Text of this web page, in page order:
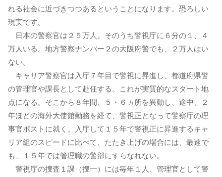
れる社会に近づきつつあるということになります。恐ろしい
現実です。
日本の警察官は２５万人。そのうち警視庁に６分の１、４
万人いる。地方警察ナンバー２の大阪府警でも、２万人はい
ない。
キャリア警察官は入庁７年目で警視に昇進し、都道府県警
の管理官や課長として赴任する。これが実質的なスタート地
点になる。そこから８年間、５・６ヵ所を異動し、途中、２
年ほどの海外大使館勤務を経て、警視正となって警察庁の理
事官ポストに就く。入庁して１５年で警視正に昇進するキャ
リア組のスピードに比べて、たたき上げの場合には、最速で
も、１５年では管理職の警部にすらなれない。
警視庁の捜査１課（捜一）には毎年１人、管理官として警